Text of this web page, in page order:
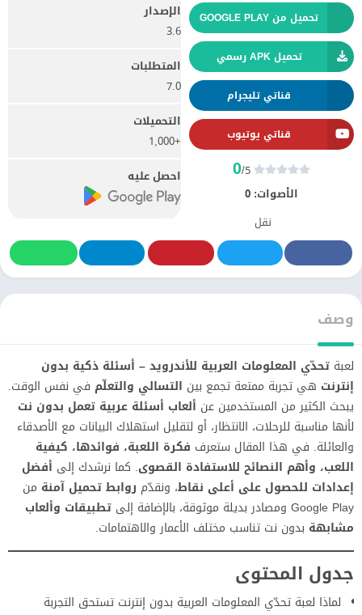
تحميل من GOOGLE PLAY
تحميل APK رسمي
قناتي تليجرام
قناتي يوتيوب
0/5
الأصوات: 0
نقل
الإصدار
3.6
المتطلبات
7.0
التحميلات
+1,000
احصل عليه
وصف
لعبة تحدّي المعلومات العربية للأندرويد – أسئلة ذكية بدون
إنترنت هي تجربة ممتعة تجمع بين التسالي والتعلّم في نفس الوقت.
يبحث الكثير من المستخدمين عن ألعاب أسئلة عربية تعمل بدون نت
لأنها مناسبة للرحلات، الانتظار، أو لتقليل استهلاك البيانات مع الأصدقاء
والعائلة. في هذا المقال ستعرف فكرة اللعبة، فوائدها، كيفية
اللعب، وأهم النصائح للاستفادة القصوى. كما نرشدك إلى أفضل
إعدادات للحصول على أعلى نقاط، ونقدّم روابط تحميل آمنة من
Google Play ومصادر بديلة موثوقة، بالإضافة إلى
تطبيقات وألعاب
مشابهة بدون نت تناسب مختلف الأعمار والاهتمامات.
جدول المحتوى
لماذا لعبة تحدّي المعلومات العربية بدون إنترنت تستحق التجربة